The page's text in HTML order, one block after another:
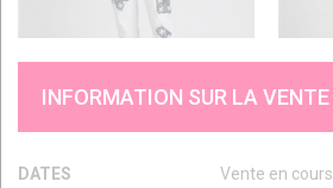
INFORMATION SUR LA VENTE
DATES Vente en cours